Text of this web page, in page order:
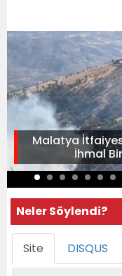
Malatya
İhmal
Neler Söylendi?
Site DISQUS